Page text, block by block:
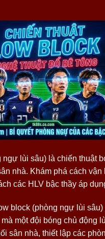
ngự lùi sâu) là chiến thuật
nhà. Khám phá cách vận
các HLV bậc thầy áp
block (phòng ngự lùi sâu)
một đội bóng chủ động
sân nhà, thiết lập các